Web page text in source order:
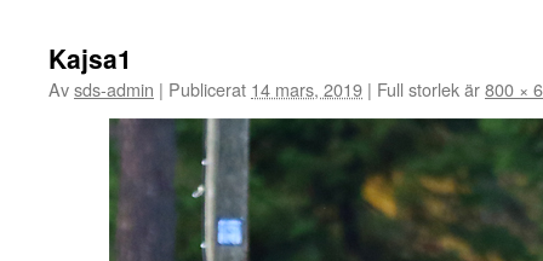
Kajsa1
Avsds-admin | Publicerat 14 mars, 2019 | Full storlek är800 ×